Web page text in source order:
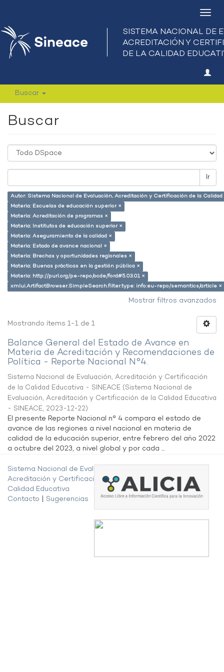
Buscar
Buscar
Ir
Autor: Sistema Nacional de Evaluación, Acreditación y Certificación de la
Materia: Escuelas de educación superior ×
Materia: Acreditación de programas ×
Materia: Institutos de educación superior ×
Materia: Aseguramiento de la calidad ×
Materia: Estado de avance nacional ×
Materia: Brechas y oportunidades regionales ×
Materia: Buenas prácticas en la gestión pública ×
Materia: http://purl.org/pe-repo/ocde/ford#5.03.01 ×
xmlui.ArtifactBrowser.SimpleSearch.filter.type: info:eu-repo/semantics/article ×
Mostrar filtros avanzados
Mostrando ítems 1-1 de 1
Balance General del Estado de Avance en
Materia de Acreditación y Recomendaciones de
Política - Reporte Nacional N°4.
Sistema Nacional de Evaluación, Acreditación y Certificación
de la Calidad Educativa - SINEACE (Sistema Nacional de
Evaluación, Acreditación y Certificación de la Calidad Educativa
- SINEACE, 2023-12-22)
El presente Reporte Nacional n° 4 compara el estado de
avance de las regiones a nivel nacional en materia de
calidad de la educación superior, entre febrero del año 2022
a octubre del 2023, a nivel global y por cada ...
Sistema Nacional de Evaluación,
Acreditación y Certificación de la
Calidad Educativa
Contacto
Sugerencias